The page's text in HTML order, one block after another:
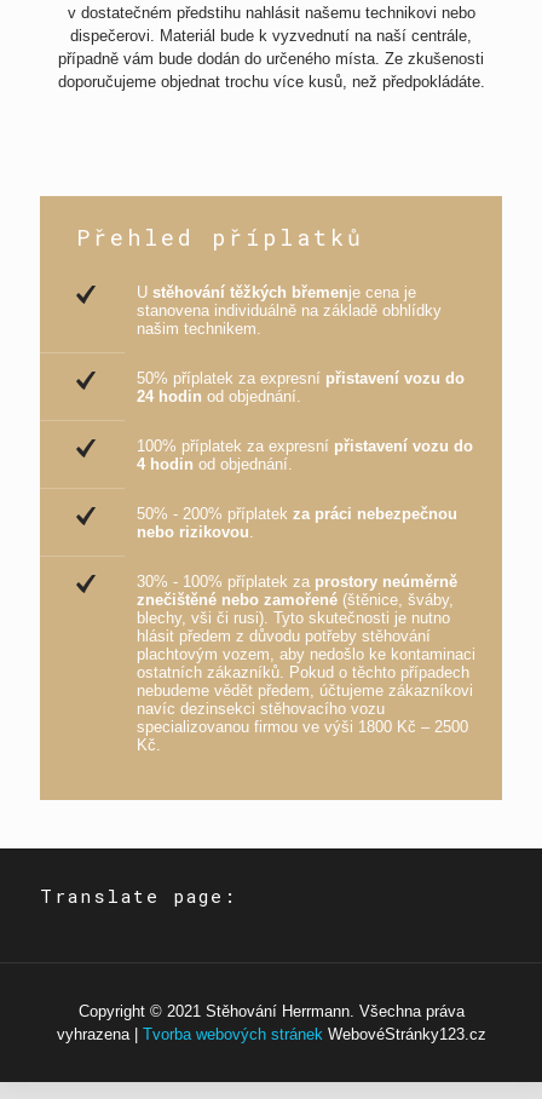
v dostatečném předstihu nahlásit našemu technikovi nebo
dispečerovi. Materiál bude k vyzvednutí na naší centrále,
případně vám bude dodán do určeného místa. Ze zkušenosti
doporučujeme objednat trochu více kusů, než předpokládáte.
Přehled příplatků
U stěhování těžkých břemenje cena je
stanovena individuálně na základě obhlídky
našim technikem.
50% příplatek za expresní přistavení vozu do
24 hodin od objednání.
100% příplatek za expresní přistavení vozu do
4 hodin od objednání.
50% - 200% příplatek za práci nebezpečnou
nebo rizikovou.
30% - 100% příplatek za prostory neúměrně
znečištěné nebo zamořené (štěnice, šváby,
blechy, vši či rusi). Tyto skutečnosti je nutno
hlásit předem z důvodu potřeby stěhování
plachtovým vozem, aby nedošlo ke kontaminaci
ostatních zákazníků. Pokud o těchto případech
nebudeme vědět předem, účtujeme zákazníkovi
navíc dezinsekci stěhovacího vozu
specializovanou firmou ve výši 1800 Kč – 2500
Kč.
Translate page:
Copyright © 2021 Stěhování Herrmann. Všechna práva
vyhrazena | Tvorba webových stránekWebovéStránky123.cz